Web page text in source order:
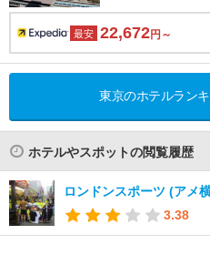
最安 22,672円～
東京のホテルラン
ホテルやスポットの閲覧履歴
ロンドンスポーツ (アメ
3.38